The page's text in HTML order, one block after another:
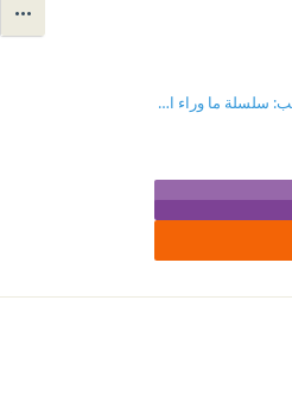
مصاص الدماء.. وأسطورة الرجل الذئب: سلسلة ما وراء الطبيعة 1